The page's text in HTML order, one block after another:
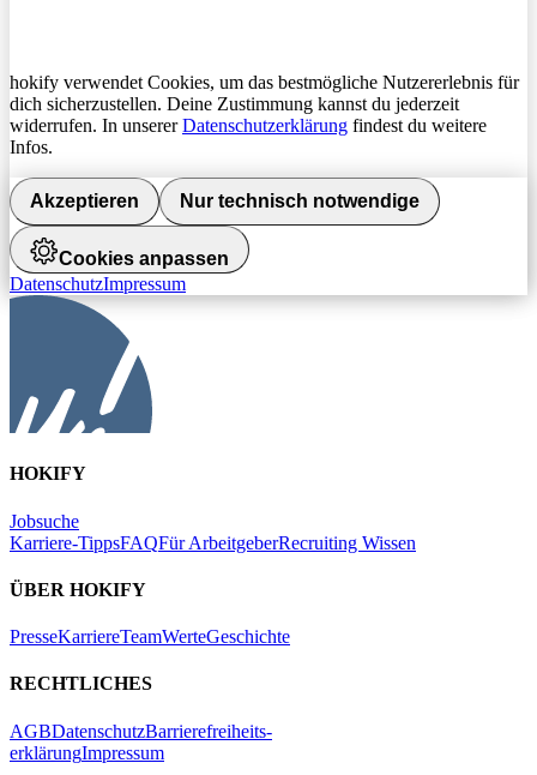
hokify verwendet Cookies, um das bestmögliche Nutzererlebnis für
dich sicherzustellen. Deine Zustimmung kannst du jederzeit
widerrufen. In unsererDatenschutzerklärung findest du weitere
Infos.
Akzeptieren Nur technisch notwendige
Cookies anpassen
DatenschutzImpressum
HOKIFY
Jobsuche
Karriere-TippsFAQFür ArbeitgeberRecruiting Wissen
ÜBER HOKIFY
PresseKarriereTeamWerteGeschichte
RECHTLICHES
AGBDatenschutzBarrierefreiheits-
erklärungImpressum